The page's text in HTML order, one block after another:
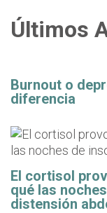
Últimos
Burnout o
diferencia
El cortisol
qué las
distensión